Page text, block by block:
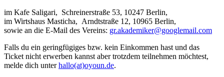
im Kafe Saligari, Schreinerstraße 53, 10247 Berlin,
im Wirtshaus Masticha, Arndtstraße 12, 10965 Berlin,
sowie an die E-Mail des Vereins: gr.akademiker@googlemail.com
Falls du ein geringfügiges bzw. kein Einkommen hast und das
Ticket nicht erwerben kannst aber trotzdem teilnehmen möchtest,
melde dich unterhallo(at)oyoun.de.